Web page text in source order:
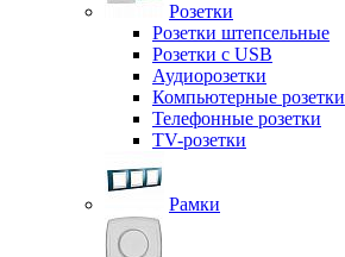
Розетки
Розетки штепсельные
Розетки с USB
Аудиорозетки
Компьютерные розетки
Телефонные розетки
TV-розетки
Рамки